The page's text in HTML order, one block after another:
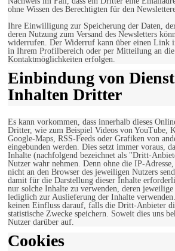
ohne Wissen des Berechtigten für den
Ihre Einwilligung zur Speicherung der Daten,
deren Nutzung zum Versand des Newsletters
widerrufen. Der Widerruf kann über einen Link
in Ihrem Profilbereich oder per Mitteilung an die
Kontaktmöglichkeiten erfolgen.
Einbindung von
Inhalten Dritter
Es kann vorkommen, dass innerhalb dieses
Dritter, wie zum Beispiel Videos von YouTube,
Google-Maps, RSS-Feeds oder Grafiken von
eingebunden werden. Dies setzt immer voraus,
Inhalte (nachfolgend bezeichnet als "Dritt-
Nutzer wahr nehmen. Denn ohne die IP-
nicht an den Browser des jeweiligen Nutzers
damit für die Darstellung dieser Inhalte
nur solche Inhalte zu verwenden, deren
lediglich zur Auslieferung der Inhalte
keinen Einfluss darauf, falls die Dritt-Anbieter
statistische Zwecke speichern. Soweit dies uns
Nutzer darüber auf.
Cookies